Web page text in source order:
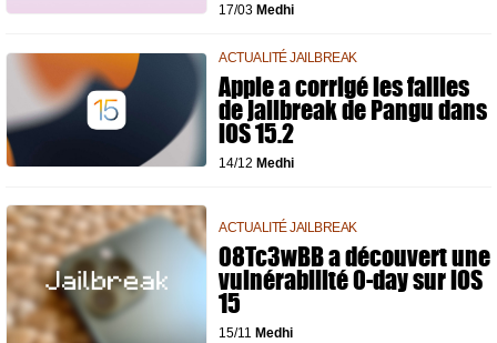
17/03 Medhi
ACTUALITÉ JAILBREAK
Apple a corrigé les failles
de jailbreak de Pangu dans
iOS 15.2
14/12 Medhi
ACTUALITÉ JAILBREAK
08Tc3wBB a découvert une
vulnérabilité 0-day sur iOS
15
15/11 Medhi